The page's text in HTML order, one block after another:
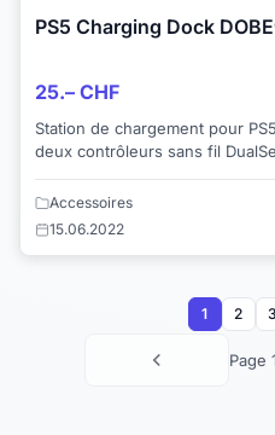
PS5 Charging Dock
25.– CHF
Station de chargement pour PS5 toute
deux contrôleurs sans fil
Accessoires
15.06.2022
Page
1 2 3